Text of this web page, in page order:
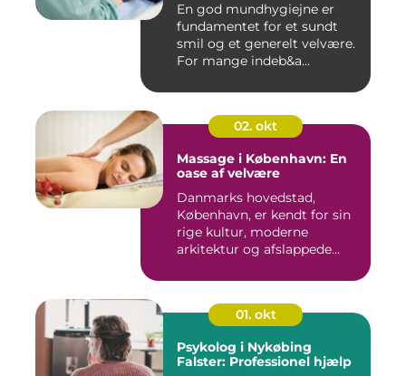
En god mundhygiejne er
fundamentet for et sundt
smil og et generelt velvære.
For mange indeb&a...
02. okt
Massage i København: En
oase af velvære
Danmarks hovedstad,
København, er kendt for sin
rige kultur, moderne
arkitektur og afslappede...
01. okt
Psykolog i Nykøbing
Falster: Professionel hjælp